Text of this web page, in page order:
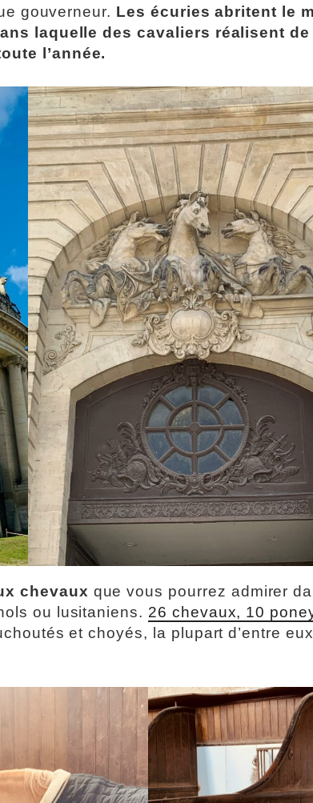
gouverneur. Les écuries abritent le
laquelle des cavaliers réalisent de
l’année.
chevaux que vous pourrez admirer
ou lusitaniens. 26 chevaux, 10
et choyés, la plupart d’entre eux